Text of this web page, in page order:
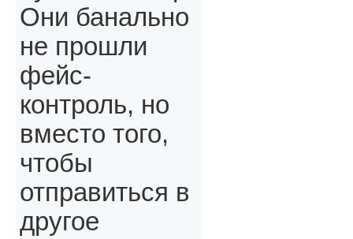
Они банально
не прошли
фейс-
контроль, но
вместо того,
чтобы
отправиться в
другое